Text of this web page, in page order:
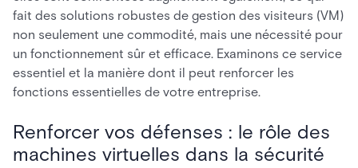
fait des solutions robustes de gestion des visiteurs (VM)
non seulement une commodité, mais une nécessité pour
un fonctionnement sûr et efficace. Examinons ce service
essentiel et la manière dont il peut renforcer les
fonctions essentielles de votre entreprise.
Renforcer vos défenses : le rôle des
machines virtuelles dans la sécurité